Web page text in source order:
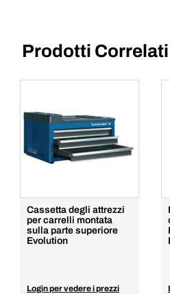
Prodotti Correlati
Cassetta degli attrezzi
per carrelli montata
sulla parte superiore
Evolution
Login per vedere i prezzi